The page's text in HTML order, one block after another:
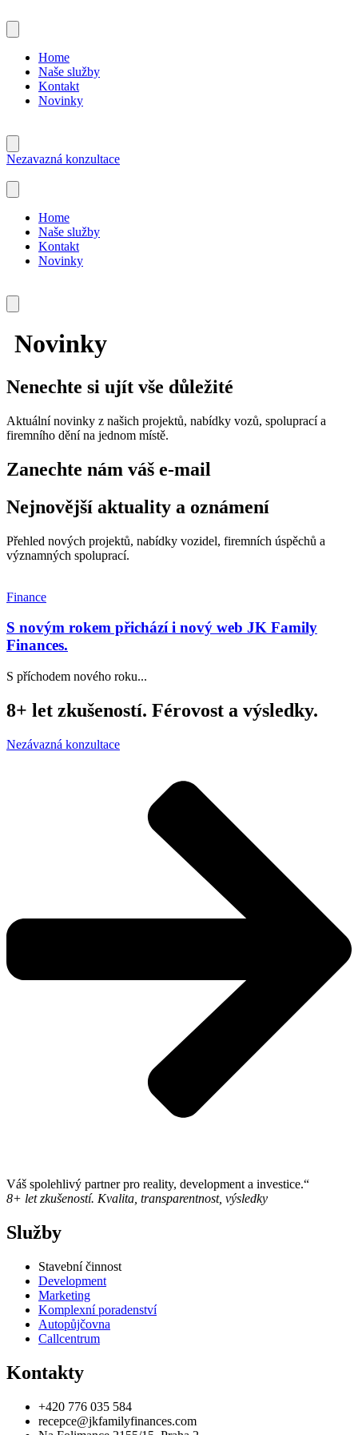
k
obsahu
Home
Naše služby
Kontakt
Novinky
Nezavazná konzultace
Home
Naše služby
Kontakt
Novinky
Novinky
Nenechte si ujít vše důležité
Aktuální novinky z našich projektů, nabídky vozů, spoluprací a
firemního dění na jednom místě.
Zanechte nám váš e-mail
Nejnovější aktuality a oznámení
Přehled nových projektů, nabídky vozidel, firemních úspěchů a
významných spoluprací.
Finance
S novým rokem přichází i nový web JK Family
Finances.
S příchodem nového roku...
8+ let zkušeností. Férovost a výsledky.
Nezávazná konzultace
Váš spolehlivý partner pro reality, development a investice.“
8+ let zkušeností. Kvalita, transparentnost, výsledky
Služby
Stavební činnost
Development
Marketing
Komplexní poradenství
Autopůjčovna
Callcentrum
Kontakty
+420 776 035 584
recepce@jkfamilyfinances.com